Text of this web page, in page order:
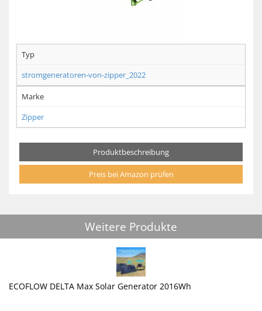
Typ
stromgeneratoren-von-zipper_2022
Marke
Zipper
Produktbeschreibung
Preis bei Amazon prüfen
Weitere Produkte
ECOFLOW DELTA Max Solar Generator 2016Wh